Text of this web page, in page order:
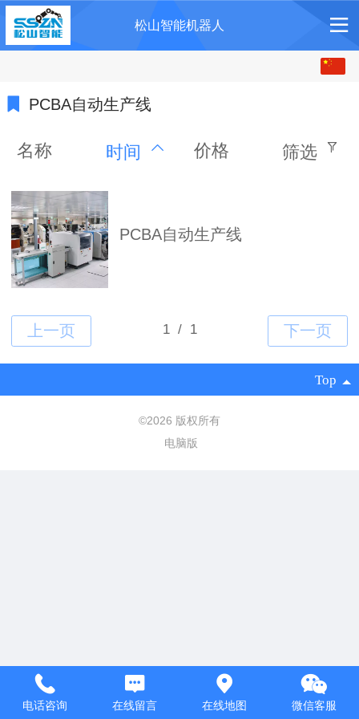
松山智能机器人
PCBA自动生产线
名称 时间 价格 筛选
PCBA自动生产线
Top
©2026 版权所有
电脑版
电话咨询 在线留言 在线地图 微信客服